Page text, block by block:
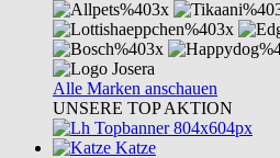
Alle Marken anschauen
UNSERE TOP AKTION
Katze